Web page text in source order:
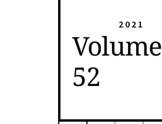
2021
Volume
52